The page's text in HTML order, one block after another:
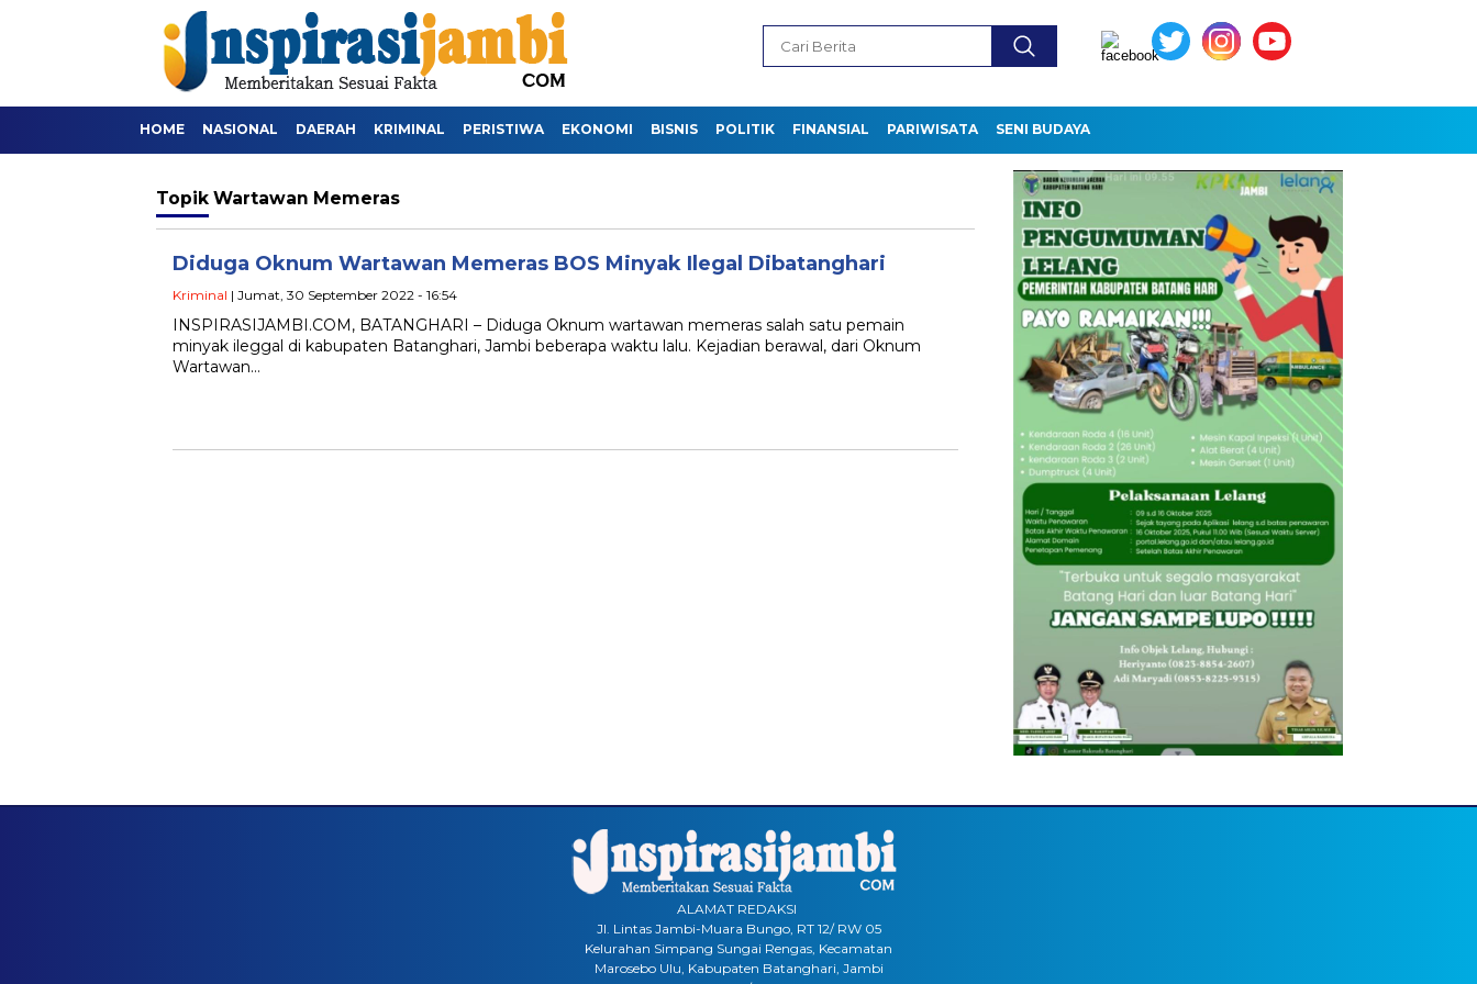
HOME NASIONAL DAERAH KRIMINAL PERISTIWA EKONOMI BISNIS POLITIK FINANSIAL PARIWISATA SENI BUDAYA
Topik Wartawan Memeras
Diduga Oknum Wartawan Memeras BOS Minyak Ilegal Dibatanghari
Kriminal | Jumat, 30 September 2022 - 16:54
INSPIRASIJAMBI.COM, BATANGHARI – Diduga Oknum wartawan memeras salah satu pemain
minyak ileggal di kabupaten Batanghari, Jambi beberapa waktu lalu. Kejadian berawal, dari Oknum
Wartawan…
ALAMAT REDAKSI
Jl. Lintas Jambi-Muara Bungo, RT 12/ RW 05
Kelurahan Simpang Sungai Rengas, Kecamatan
Marosebo Ulu, Kabupaten Batanghari, Jambi